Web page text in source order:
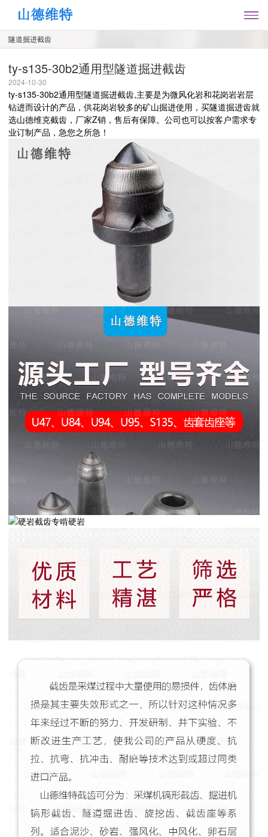
隧道掘进截齿
ty-s135-30b2通用型隧道掘进截齿
2024-10-30
ty-s135-30b2通用型隧道掘进截齿,主要是为微风化岩和花岗岩岩层
钻进而设计的产品，供花岗岩较多的矿山掘进使用，买隧道掘进齿就
选山德维克截齿，厂家Z销，售后有保障。公司也可以按客户需求专
业订制产品，急您之所急！